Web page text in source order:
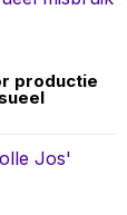
productie